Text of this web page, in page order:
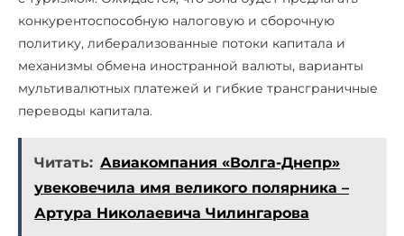
конкурентоспособную налоговую и сборочную
политику, либерализованные потоки капитала и
механизмы обмена иностранной валюты, варианты
мультивалютных платежей и гибкие трансграничные
переводы капитала.
Читать: Авиакомпания «Волга-Днепр»
увековечила имя великого полярника –
Артура Николаевича Чилингарова